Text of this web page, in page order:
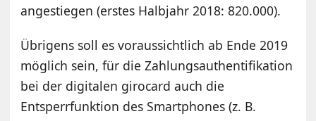
angestiegen (erstes Halbjahr 2018: 820.000).
Übrigens soll es voraussichtlich ab Ende 2019
möglich sein, für die Zahlungsauthentifikation
bei der digitalen girocard auch die
Entsperrfunktion des Smartphones (z. B.